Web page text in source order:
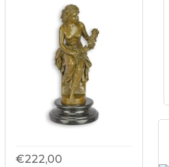
€222,00